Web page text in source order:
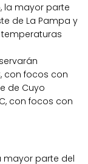
la mayor parte
de La Pampa y
con focos con
de Cuyo
con focos con
mayor parte del